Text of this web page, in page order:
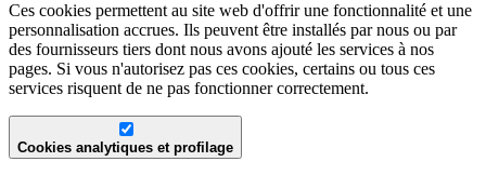
Ces cookies permettent au site web d'offrir une fonctionnalité et une
personnalisation accrues. Ils peuvent être installés par nous ou par
des fournisseurs tiers dont nous avons ajouté les services à nos
pages. Si vous n'autorisez pas ces cookies, certains ou tous ces
services risquent de ne pas fonctionner correctement.
Cookies analytiques et profilage